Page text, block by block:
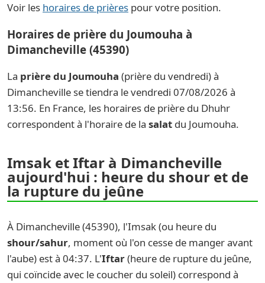
Voir les horaires de prières pour votre position.
Horaires de prière du Joumouha à
Dimancheville (45390)
La prière du Joumouha (prière du vendredi) à
Dimancheville se tiendra le vendredi 07/08/2026 à
13:56. En France, les horaires de prière du Dhuhr
correspondent à l'horaire de la salat du Joumouha.
Imsak et Iftar à Dimancheville
aujourd'hui : heure du shour et de
la rupture du jeûne
À Dimancheville (45390), l'Imsak (ou heure du
shour/sahur, moment où l'on cesse de manger avant
l'aube) est à 04:37. L'Iftar(heure de rupture du jeûne,
qui coïncide avec le coucher du soleil) correspond à